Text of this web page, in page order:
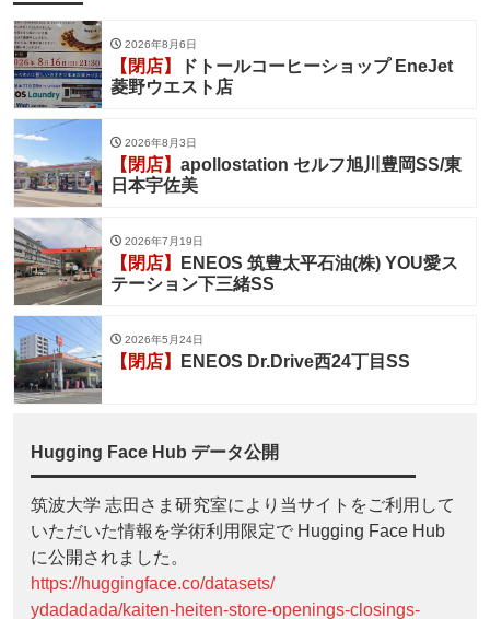
2026年8月6日
【閉店】
ドトールコーヒーショップ EneJet
菱野ウエスト店
2026年8月3日
【閉店】 apollostation セルフ旭川豊岡SS/東
日本宇佐美
2026年7月19日
【閉店】
ENEOS 筑豊太平石油(株) YOU愛ス
テーション下三緒SS
2026年5月24日
【閉店】 ENEOS Dr.Drive西24丁目SS
Hugging Face Hub データ公開
筑波大学 志田さま研究室により当サイトをご利用して
いただいた情報を学術利用限定で Hugging Face Hub
に公開されました。
https://huggingface.co/datasets/
ydadadada/kaiten-heiten-store-openings-closings-